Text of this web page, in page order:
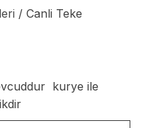
/ Canli Teke
kurye ile